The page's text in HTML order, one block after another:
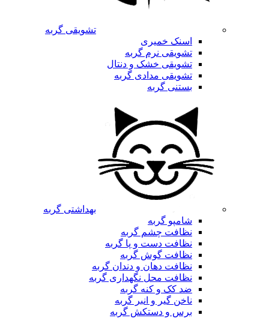
تشویقی گربه
اسنک خمیری
تشویقی نرم گربه
تشویقی خشک و دنتال
تشویقی مدادی گربه
بستنی گربه
بهداشتی گربه
شامپو گربه
نظافت چشم گربه
نظافت دست و پا گربه
نظافت گوش گربه
نظافت دهان و دندان گربه
نظافت محل نگهداری گربه
ضد کک و کنه گربه
ناخن گیر و انبر گربه
برس و دستکش گربه